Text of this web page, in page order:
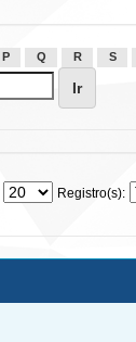
P Q R S
Registro(s):